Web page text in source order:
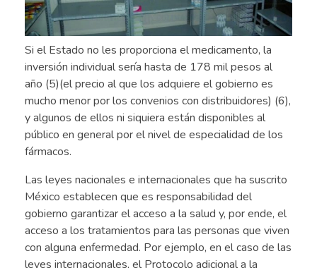
Si el Estado no les proporciona el medicamento, la
inversión individual sería hasta de 178 mil pesos al
año (5)(el precio al que los adquiere el gobierno es
mucho menor por los convenios con distribuidores) (6),
y algunos de ellos ni siquiera están disponibles al
público en general por el nivel de especialidad de los
fármacos.
Las leyes nacionales e internacionales que ha suscrito
México establecen que es responsabilidad del
gobierno garantizar el acceso a la salud y, por ende, el
acceso a los tratamientos para las personas que viven
con alguna enfermedad. Por ejemplo, en el caso de las
leyes internacionales, el Protocolo adicional a la